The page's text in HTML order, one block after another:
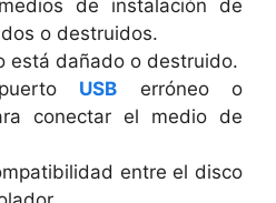
de instalación de
o destruidos.
está dañado o destruido.
USB erróneo o
conectar el medio de
entre el disco